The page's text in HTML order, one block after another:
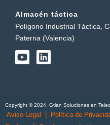
Almacén táctica
Polígono Industrial Táctica,
Paterna (Valencia)
Y
o
e
L
i
i
n
Copyright © 2024. Gtlan Soluciones en
Aviso Legal | Política de